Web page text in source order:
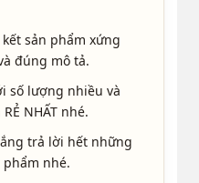
sản phẩm xứng
đúng mô tả.
số lượng nhiều và
NHẤT nhé.
trả lời hết những
phẩm nhé.